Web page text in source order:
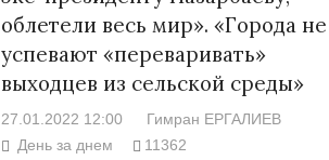
облетели весь мир». «Города не
успевают «переваривать»
выходцев из сельской среды»
27.01.2022 12:00
Гимран ЕРГАЛИЕВ
День за днем
11362